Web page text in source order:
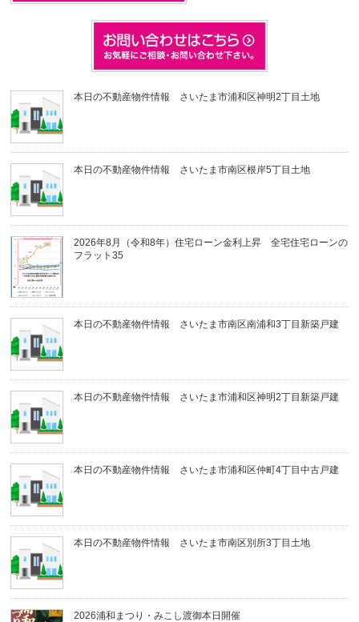
本日の不動産物件情報 さいたま市浦和区神明2丁目土地
本日の不動産物件情報 さいたま市南区根岸5丁目土地
2026年8月（令和8年）住宅ローン金利上昇 全宅住宅ローンの
フラット35
本日の不動産物件情報 さいたま市南区南浦和3丁目新築戸建
本日の不動産物件情報 さいたま市浦和区神明2丁目新築戸建
本日の不動産物件情報 さいたま市浦和区仲町4丁目中古戸建
本日の不動産物件情報 さいたま市南区別所3丁目土地
2026浦和まつり・みこし渡御本日開催